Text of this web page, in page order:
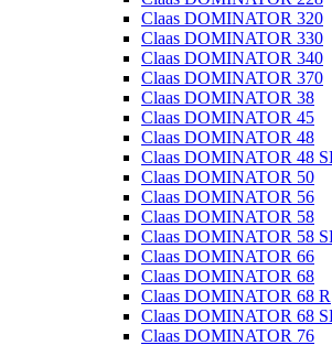
Claas DOMINATOR 320
Claas DOMINATOR 330
Claas DOMINATOR 340
Claas DOMINATOR 370
Claas DOMINATOR 38
Claas DOMINATOR 45
Claas DOMINATOR 48
Claas DOMINATOR 48
Claas DOMINATOR 50
Claas DOMINATOR 56
Claas DOMINATOR 58
Claas DOMINATOR 58
Claas DOMINATOR 66
Claas DOMINATOR 68
Claas DOMINATOR 68 R
Claas DOMINATOR 68
Claas DOMINATOR 76